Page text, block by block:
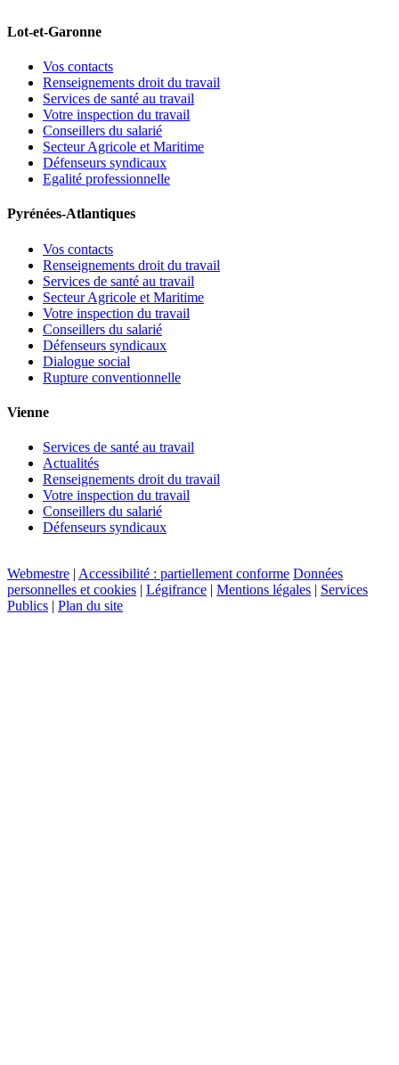
Lot-et-Garonne
Vos contacts
Renseignements droit du travail
Services de santé au travail
Votre inspection du travail
Conseillers du salarié
Secteur Agricole et Maritime
Défenseurs syndicaux
Egalité professionnelle
Pyrénées-Atlantiques
Vos contacts
Renseignements droit du travail
Services de santé au travail
Secteur Agricole et Maritime
Votre inspection du travail
Conseillers du salarié
Défenseurs syndicaux
Dialogue social
Rupture conventionnelle
Vienne
Services de santé au travail
Actualités
Renseignements droit du travail
Votre inspection du travail
Conseillers du salarié
Défenseurs syndicaux
Webmestre | Accessibilité : partiellement conforme Données
personnelles et cookies | Légifrance | Mentions légales | Services
Publics | Plan du site